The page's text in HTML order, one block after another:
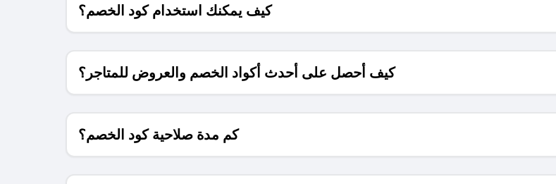
كيف يمكنك استخدام كود الخصم؟
كيف أحصل على أحدث أكواد الخصم والعروض للمتاجر؟
كم مدة صلاحية كود الخصم؟